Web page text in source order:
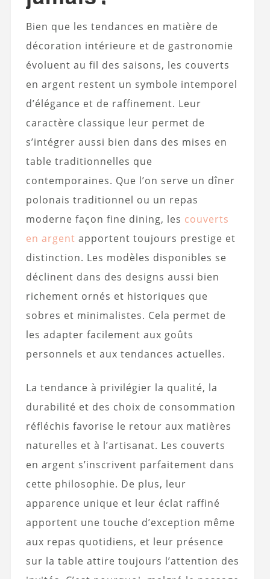
Bien que les tendances en matière de
décoration intérieure et de gastronomie
évoluent au fil des saisons, les couverts
en argent restent un symbole intemporel
d’élégance et de raffinement. Leur
caractère classique leur permet de
s’intégrer aussi bien dans des mises en
table traditionnelles que
contemporaines. Que l’on serve un dîner
polonais traditionnel ou un repas
moderne façon fine dining, les couverts
en argent apportent toujours prestige et
distinction. Les modèles disponibles se
déclinent dans des designs aussi bien
richement ornés et historiques que
sobres et minimalistes. Cela permet de
les adapter facilement aux goûts
personnels et aux tendances actuelles.
La tendance à privilégier la qualité, la
durabilité et des choix de consommation
réfléchis favorise le retour aux matières
naturelles et à l’artisanat. Les couverts
en argent s’inscrivent parfaitement dans
cette philosophie. De plus, leur
apparence unique et leur éclat raffiné
apportent une touche d’exception même
aux repas quotidiens, et leur présence
sur la table attire toujours l’attention des